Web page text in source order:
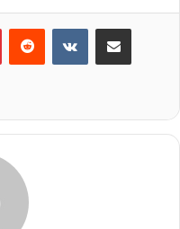
PinterestReddit VKontakteE-Posta ile paylaş